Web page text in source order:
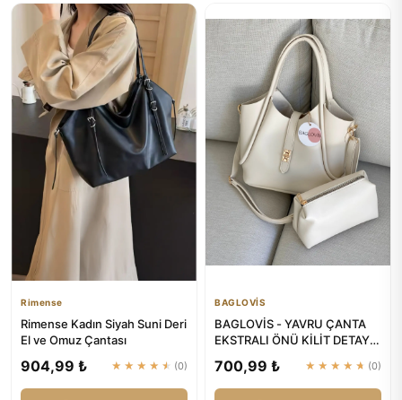
Rimense
Rimense Kadın Siyah Suni Deri
El ve Omuz Çantası
904,99 ₺ ★★★★★ (0)
BAGLOVİS
BAGLOVİS - YAVRU ÇANTA
EKSTRALI ÖNÜ KİLİT DETAYLI
700,99 ₺ ★★★★★ (0)